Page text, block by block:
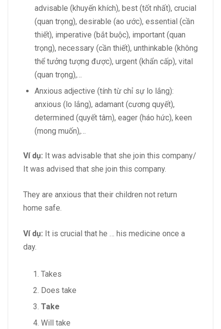
advisable (khuyến khích), best (tốt nhất), crucial
(quan trọng), desirable (ao ước), essential (cần
thiết), imperative (bắt buộc), important (quan
trọng), necessary (cần thiết), unthinkable (không
thể tưởng tượng được), urgent (khẩn cấp), vital
(quan trọng),…
Anxious adjective (tính từ chỉ sự lo lắng):
anxious (lo lắng), adamant (cương quyết),
determined (quyết tâm), eager (háo hức), keen
(mong muốn),…
Ví dụ: It was advisable that she join this company/
It was advised that she join this company.
They are anxious that their children not return
home safe.
Ví dụ: It is crucial that he … his medicine once a
day.
Takes
Does take
Take
Will take